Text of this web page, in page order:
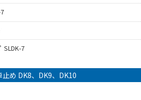
SLDK-7
止め DK8、DK9、DK10